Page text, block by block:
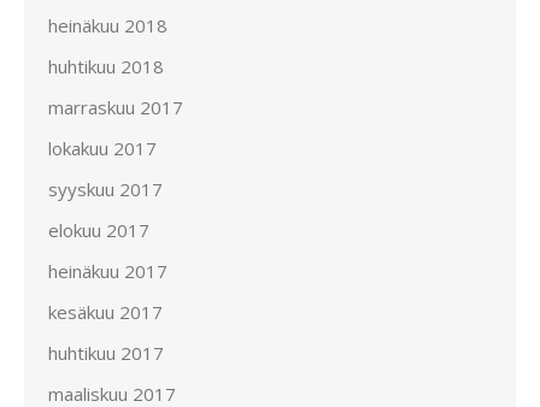
heinäkuu 2018
huhtikuu 2018
marraskuu 2017
lokakuu 2017
syyskuu 2017
elokuu 2017
heinäkuu 2017
kesäkuu 2017
huhtikuu 2017
maaliskuu 2017